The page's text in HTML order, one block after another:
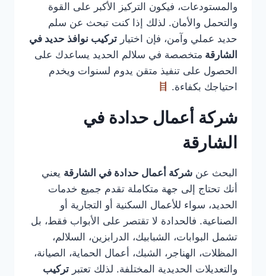
والمستودعات، فيكون التركيز الأكبر على القوة
والتحمل والأمان. لذلك إذا كنت تبحث عن سلم
حديد عملي وآمن، فإن اختيار تركيب نوافذ حديد في
الشارقة متخصصة في سلالم الحديد يساعدك على
الحصول على تنفيذ متقن يدوم لسنوات ويخدم
احتياجك بكفاءة.
شركة أعمال حدادة في
الشارقة
البحث عن شركة أعمال حدادة في الشارقة يعني
أنك تحتاج إلى جهة متكاملة تقدم جميع خدمات
الحديد، سواء للأعمال السكنية أو التجارية أو
الصناعية. فالحدادة لا تقتصر على الأبواب فقط، بل
تشمل البوابات، الشبابيك، الدرابزين، السلالم،
المظلات، الهناجر، الشبك، أعمال الحماية، الصيانة،
والتعديلات الحديدية المختلفة. لذلك تعتبر تركيب